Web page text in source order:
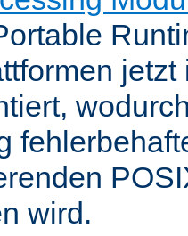
wird.